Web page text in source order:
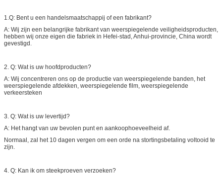
1.Q: Bent u een handelsmaatschappij of een fabrikant?
A: Wij zijn een belangrijke fabrikant van weerspiegelende veiligheidsproducten,
hebben wij onze eigen die fabriek in Hefei-stad, Anhui-provincie, China wordt
gevestigd.
2. Q: Wat is uw hoofdproducten?
A: Wij concentreren ons op de productie van weerspiegelende banden, het
weerspiegelende afdekken, weerspiegelende film, weerspiegelende
verkeersteken
3. Q: Wat is uw levertijd?
A: Het hangt van uw bevolen punt en aankoophoeveelheid af.
Normaal, zal het 10 dagen vergen om een orde na stortingsbetaling voltooid te
zijn.
4. Q: Kan ik om steekproeven verzoeken?